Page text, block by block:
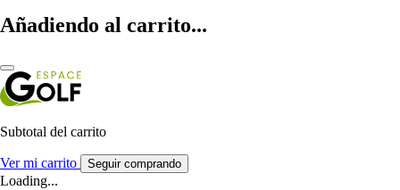
Añadiendo al carrito...
Subtotal del carrito
Ver mi carrito Seguir comprando
Loading...